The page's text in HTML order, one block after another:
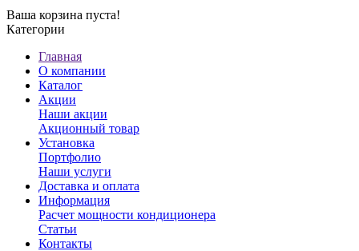
Ваша корзина пуста!
Категории
Главная
О компании
Каталог
Акции
Наши акции
Акционный товар
Установка
Портфолио
Наши услуги
Доставка и оплата
Информация
Расчет мощности кондиционера
Статьи
Контакты